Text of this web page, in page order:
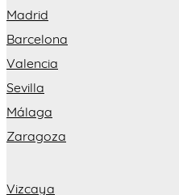
Madrid
Barcelona
Valencia
Sevilla
Málaga
Zaragoza
Vizcaya